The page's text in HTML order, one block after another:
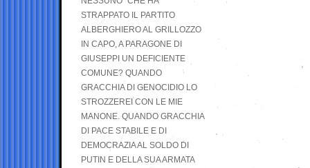
STRAPPATO IL PARTITO
ALBERGHIERO AL GRILLOZZO
IN CAPO, A PARAGONE DI
GIUSEPPI UN DEFICIENTE
COMUNE? QUANDO
GRACCHIA DI GENOCIDIO LO
STROZZEREI CON LE MIE
MANONE. QUANDO GRACCHIA
DI PACE STABILE E DI
DEMOCRAZIA AL SOLDO DI
PUTIN E DELLA SUA ARMATA